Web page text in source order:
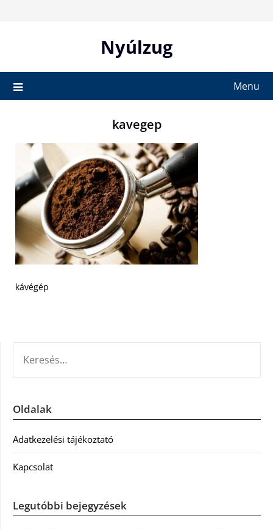
Nyúlzug
Menu
kavegep
kávégép
Oldalak
Adatkezelési tájékoztató
Kapcsolat
Legutóbbi bejegyzések